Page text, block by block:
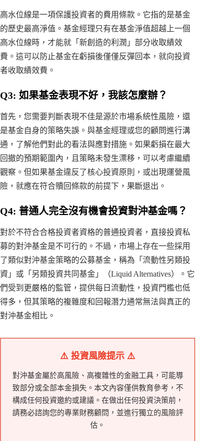
高水位線是一項保護投資者的費用條款。它指的是基金
的歷史最高淨值。基金經理只有在基金淨值超越上一個
高水位線時，才能就「新創造的利潤」部分收取績效
費。這可以防止基金在虧損後僅僅反彈回本，就向投資
者收取績效費。
Q3: 如果基金表現不好，我該怎麼辦？
首先，您需要判斷表現不佳是源於市場系統性風險，還
是基金自身的策略失誤。與基金經理或您的顧問進行溝
通，了解他們對此的看法與應對措施。如果虧損在最大
回撤的預期範圍內，且策略未發生漂移，可以考慮繼續
觀察。但如果基金違反了核心投資原則，或出現運營風
險，就應在符合贖回條款的前提下，果斷退出。
Q4: 普通人完全沒有機會投資對沖基金嗎？
對於不符合合格投資者資格的普通投資者，直接投資私
募的對沖基金是不可行的。不過，市場上存在一些採用
了類似對沖基金策略的公募基金，稱為「流動性另類投
資」或「另類投資共同基金」（Liquid Alternatives）。它
們受到更嚴格的監管，提供每日流動性，投資門檻也低
得多，但其策略的複雜度和回報潛力通常無法與真正的
對沖基金相比。
⚠️ 投資風險提示 ⚠️
對沖基金屬於高風險、高複雜性的金融工具，可能導
致部分或全部本金損失。本文內容僅供教育參考，不
構成任何投資邀約或建議。在做出任何投資決策前，
請務必諮詢您的專業財務顧問，並進行獨立的風險評
估。